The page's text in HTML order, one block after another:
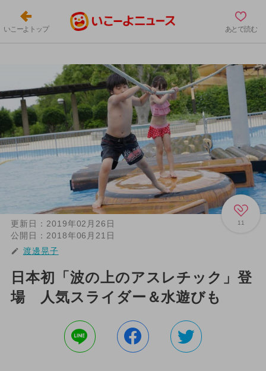
いこーよトップ あとで読む
11
更新日： 2019年02月26日
公開日： 2018年06月21日
渡邊晃子
日本初「波の上のアスレチック」登
場 人気スライダー＆水遊びも